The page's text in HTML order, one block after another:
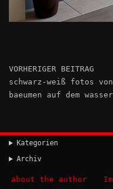
VORHERIGER BEITRAG
schwarz-weiß fotos von
baeumen auf dem wasser
Kategorien
Archiv
about the author